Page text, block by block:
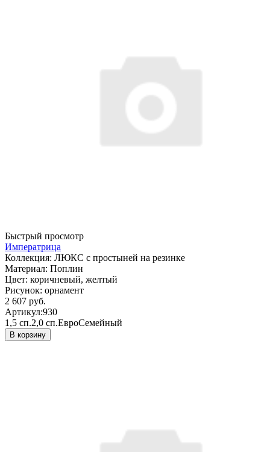
Быстрый просмотр
Императрица
Коллекция: ЛЮКС с простыней на резинке
Материал: Поплин
Цвет: коричневый, желтый
Рисунок: орнамент
2 607 руб.
Артикул:930
1,5 сп.2,0 сп.ЕвроСемейный
В корзину